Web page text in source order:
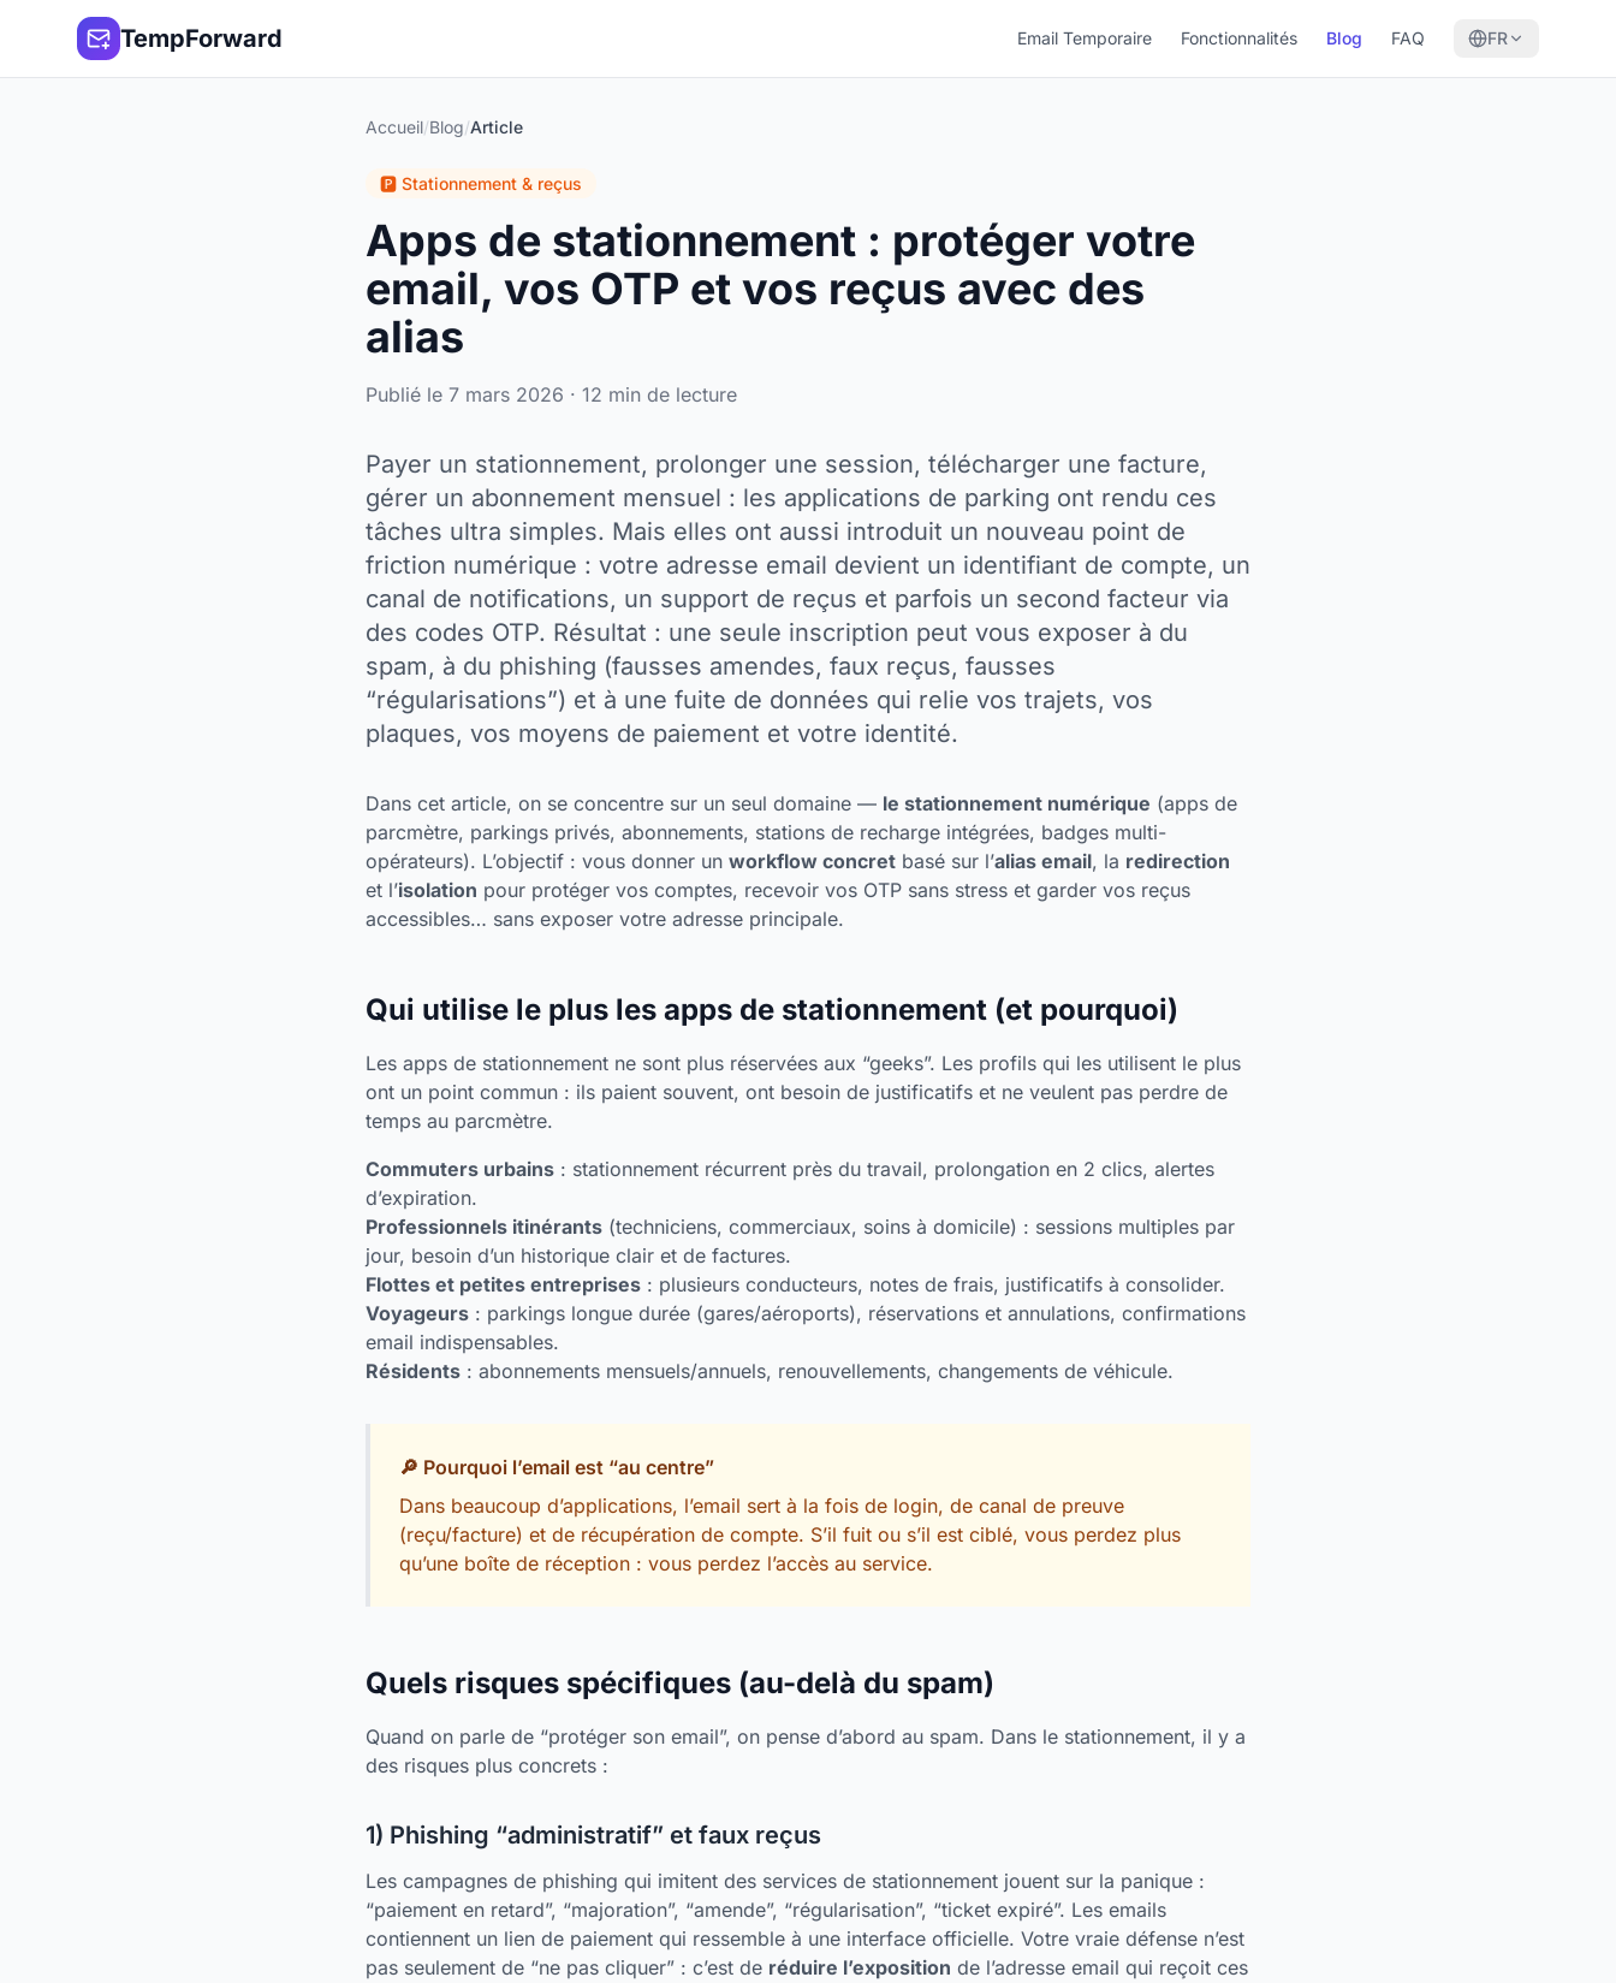
TempForward Email Temporaire Fonctionnalités Blog FAQ FR
Accueil/Blog/Article
🅿️ Stationnement & reçus
Apps de stationnement : protéger votre
email, vos OTP et vos reçus avec des
alias
Publié le 7 mars 2026 · 12 min de lecture
Payer un stationnement, prolonger une session, télécharger une facture,
gérer un abonnement mensuel : les applications de parking ont rendu ces
tâches ultra simples. Mais elles ont aussi introduit un nouveau point de
friction numérique : votre adresse email devient un identifiant de compte, un
canal de notifications, un support de reçus et parfois un second facteur via
des codes OTP. Résultat : une seule inscription peut vous exposer à du
spam, à du phishing (fausses amendes, faux reçus, fausses
“régularisations”) et à une fuite de données qui relie vos trajets, vos
plaques, vos moyens de paiement et votre identité.
Dans cet article, on se concentre sur un seul domaine — le stationnement numérique (apps de
parcmètre, parkings privés, abonnements, stations de recharge intégrées, badges multi-
opérateurs). L’objectif : vous donner un workflow concret basé sur l’alias email, la redirection
et l’isolation pour protéger vos comptes, recevoir vos OTP sans stress et garder vos reçus
accessibles… sans exposer votre adresse principale.
Qui utilise le plus les apps de stationnement (et pourquoi)
Les apps de stationnement ne sont plus réservées aux “geeks”. Les profils qui les utilisent le plus
ont un point commun : ils paient souvent, ont besoin de justificatifs et ne veulent pas perdre de
temps au parcmètre.
Commuters urbains : stationnement récurrent près du travail, prolongation en 2 clics, alertes
d’expiration.
Professionnels itinérants (techniciens, commerciaux, soins à domicile) : sessions multiples par
jour, besoin d’un historique clair et de factures.
Flottes et petites entreprises : plusieurs conducteurs, notes de frais, justificatifs à consolider.
Voyageurs : parkings longue durée (gares/aéroports), réservations et annulations, confirmations
email indispensables.
Résidents : abonnements mensuels/annuels, renouvellements, changements de véhicule.
🔎 Pourquoi l’email est “au centre”
Dans beaucoup d’applications, l’email sert à la fois de login, de canal de preuve
(reçu/facture) et de récupération de compte. S’il fuit ou s’il est ciblé, vous perdez plus
qu’une boîte de réception : vous perdez l’accès au service.
Quels risques spécifiques (au-delà du spam)
Quand on parle de “protéger son email”, on pense d’abord au spam. Dans le stationnement, il y a
des risques plus concrets :
1) Phishing “administratif” et faux reçus
Les campagnes de phishing qui imitent des services de stationnement jouent sur la panique :
“paiement en retard”, “majoration”, “amende”, “régularisation”, “ticket expiré”. Les emails
contiennent un lien de paiement qui ressemble à une interface officielle. Votre vraie défense n’est
pas seulement de “ne pas cliquer” : c’est de réduire l’exposition de l’adresse email qui reçoit ces